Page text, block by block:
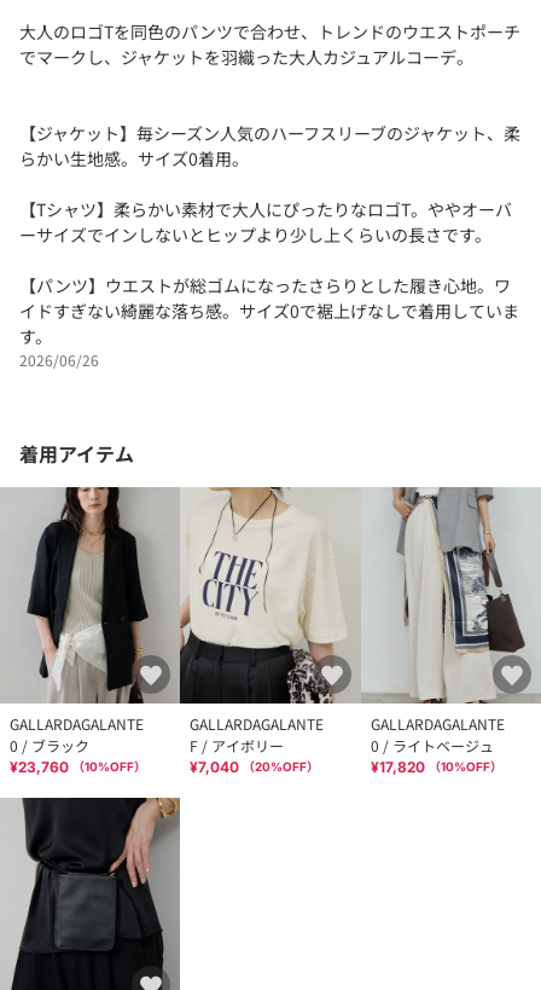
大人のロゴTを同色のパンツで合わせ、トレンドのウエストポーチ
でマークし、ジャケットを羽織った大人カジュアルコーデ。
【ジャケット】毎シーズン人気のハーフスリーブのジャケット、柔
らかい生地感。サイズ0着用。
【Tシャツ】柔らかい素材で大人にぴったりなロゴT。ややオーバ
ーサイズでインしないとヒップより少し上くらいの長さです。
【パンツ】ウエストが総ゴムになったさらりとした履き心地。ワ
イドすぎない綺麗な落ち感。サイズ0で裾上げなしで着用していま
す。
2026/06/26
着用アイテム
GALLARDAGALANTE
0 / ブラック
¥23,760 （10%OFF）
GALLARDAGALANTE
F / アイボリー
¥7,040 （20%OFF）
GALLARDAGALANTE
0 / ライトベージュ
¥17,820 （10%OFF）